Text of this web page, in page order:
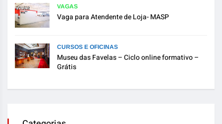
VAGAS
Vaga para Atendente de Loja- MASP
CURSOS E OFICINAS
Museu das Favelas – Ciclo online formativo –
Grátis